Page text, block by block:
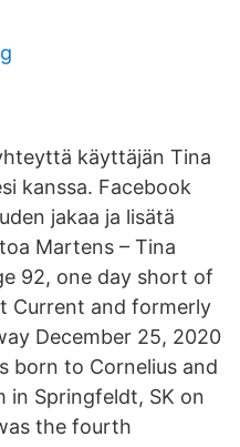
käyttäjän Tina
kanssa. Facebook
jakaa ja lisätä
Martens – Tina
92, one day short of
Current and formerly
December 25, 2020
born to Cornelius and
in Springfeldt, SK on
the fourth